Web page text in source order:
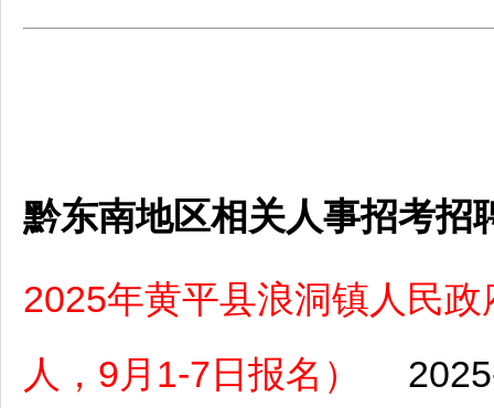
黔东南地区相关人事招考招
2025年黄平县浪洞镇人民
人，9月1-7日报名）